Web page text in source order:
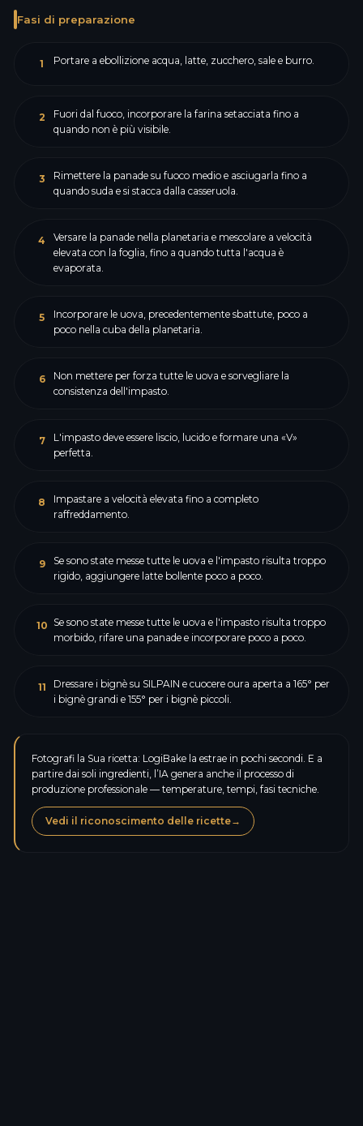
Fasi di preparazione
1 Portare a ebollizione acqua, latte, zucchero, sale e burro.
2
Fuori dal fuoco, incorporare la farina setacciata fino a
quando non è più visibile.
3
Rimettere la panade su fuoco medio e asciugarla fino a
quando suda e si stacca dalla casseruola.
4
Versare la panade nella planetaria e mescolare a velocità
elevata con la foglia, fino a quando tutta l'acqua è
evaporata.
5
Incorporare le uova, precedentemente sbattute, poco a
poco nella cuba della planetaria.
6
Non mettere per forza tutte le uova e sorvegliare la
consistenza dell'impasto.
7
L'impasto deve essere liscio, lucido e formare una «V»
perfetta.
8
Impastare a velocità elevata fino a completo
raffreddamento.
9
Se sono state messe tutte le uova e l'impasto risulta troppo
rigido, aggiungere latte bollente poco a poco.
10 Se sono state messe tutte le uova e l'impasto risulta troppo
morbido, rifare una panade e incorporare poco a poco.
11
Dressare i bignè su SILPAIN e cuocere oura aperta a 165° per
i bignè grandi e 155° per i bignè piccoli.
Fotografi la Sua ricetta: LogiBake la estrae in pochi secondi. E a
partire dai soli ingredienti, l’IA genera anche il processo di
produzione professionale — temperature, tempi, fasi tecniche.
Vedi il riconoscimento delle ricette→